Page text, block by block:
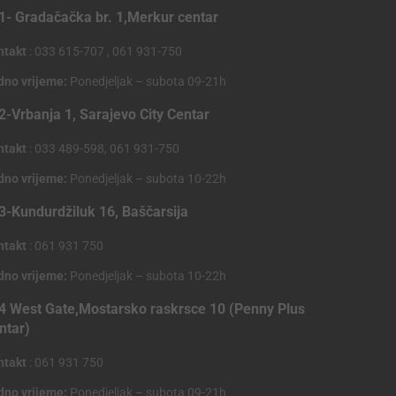
Gradačačka br. 1,Merkur centar
: 033 615-707 , 061 931-750
vrijeme: Ponedjeljak – subota 09-21h
Vrbanja 1, Sarajevo City Centar
: 033 489-598, 061 931-750
vrijeme: Ponedjeljak – subota 10-22h
Kundurdžiluk 16, Baščarsija
: 061 931 750
vrijeme: Ponedjeljak – subota 10-22h
West Gate,Mostarsko raskrsce 10 (Penny Plus
: 061 931 750
vrijeme: Ponedjeljak – subota 09-21h